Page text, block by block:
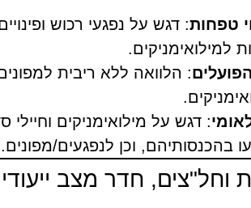
טפחות
למילואימניקים.
: הלוואה ללא ריבית
בהכנסותיהם, וכן לנפגעים/מפונים.
וחל"צים, חדר מצב